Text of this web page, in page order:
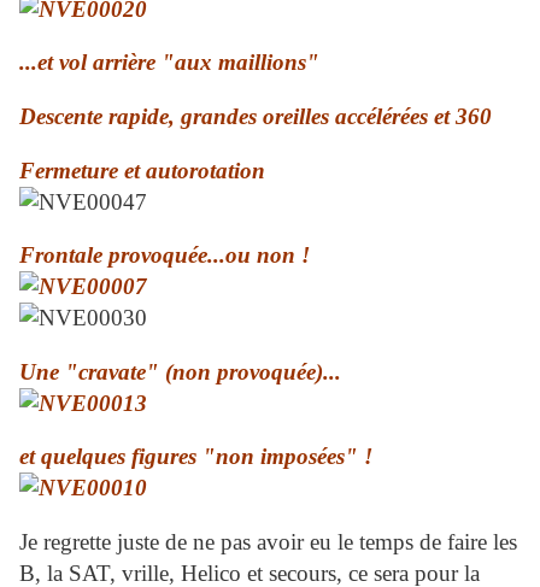
...et vol arrière "aux maillions"
Descente rapide, grandes oreilles accélérées et 360
Fermeture et autorotation
Frontale provoquée...ou non !
Une "cravate" (non provoquée)...
et quelques figures "non imposées" !
Je regrette juste de ne pas avoir eu le temps de faire les
B, la SAT, vrille, Helico et secours, ce sera pour la